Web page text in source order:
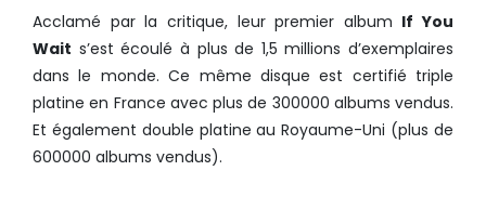
Acclamé par la critique, leur premier album If You
Wait s’est écoulé à plus de 1,5 millions d’exemplaires
dans le monde. Ce même disque est certifié triple
platine en France avec plus de 300000 albums vendus.
Et également double platine au Royaume-Uni (plus de
600000 albums vendus).